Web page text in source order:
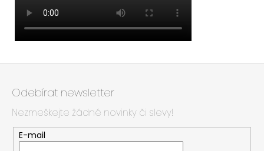
Z
Odebírat newsletter
Nezmeškejte žádné novinky či slevy!
E-mail